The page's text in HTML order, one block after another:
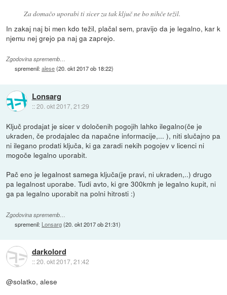
Za domačo uporabi ti sicer za tak ključ ne bo nihče težil.
In zakaj naj bi men kdo težil, plačal sem, pravijo da je legalno, kar k
njemu nej grejo pa naj ga zaprejo.
Zgodovina sprememb…
spremenil:alese(20. okt 2017 ob 18:22)
Lonsarg
::20. okt 2017, 21:29
Ključ prodajat je sicer v določenih pogojih lahko ilegalno(če je
ukraden, če prodajalec da napačne informacije,... ), niti slučajno pa
ni ilegano prodati ključa, ki ga zaradi nekih pogojev v licenci ni
mogoče legalno uporabit.
Pač eno je legalnost samega ključa(je pravi, ni ukraden,..) drugo
pa legalnost uporabe. Tudi avto, ki gre 300kmh je legalno kupit, ni
ga pa legalno uporabit na polni hitrosti :)
Zgodovina sprememb…
spremenil: Lonsarg(20. okt 2017 ob 21:31)
darkolord
::20. okt 2017, 21:42
@solatko, alese